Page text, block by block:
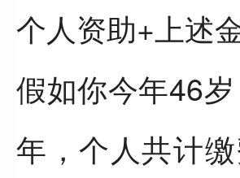
个人资助+上述
假如你今年46
年，个人共计